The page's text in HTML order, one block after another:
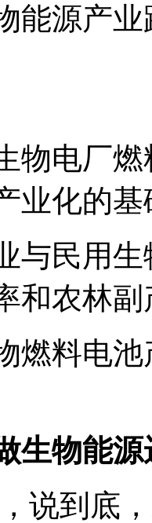
能源产
物电厂
业化的
与民用
和农林
燃料电
生物能源
说到底